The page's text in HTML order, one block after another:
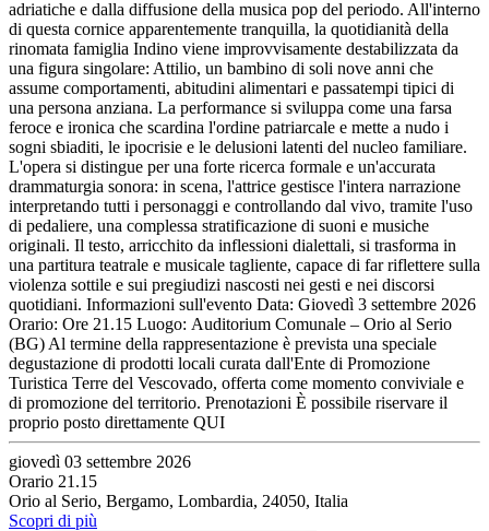
adriatiche e dalla diffusione della musica pop del periodo. All'interno
di questa cornice apparentemente tranquilla, la quotidianità della
rinomata famiglia Indino viene improvvisamente destabilizzata da
una figura singolare: Attilio, un bambino di soli nove anni che
assume comportamenti, abitudini alimentari e passatempi tipici di
una persona anziana. La performance si sviluppa come una farsa
feroce e ironica che scardina l'ordine patriarcale e mette a nudo i
sogni sbiaditi, le ipocrisie e le delusioni latenti del nucleo familiare.
L'opera si distingue per una forte ricerca formale e un'accurata
drammaturgia sonora: in scena, l'attrice gestisce l'intera narrazione
interpretando tutti i personaggi e controllando dal vivo, tramite l'uso
di pedaliere, una complessa stratificazione di suoni e musiche
originali. Il testo, arricchito da inflessioni dialettali, si trasforma in
una partitura teatrale e musicale tagliente, capace di far riflettere sulla
violenza sottile e sui pregiudizi nascosti nei gesti e nei discorsi
quotidiani. Informazioni sull'evento Data: Giovedì 3 settembre 2026
Orario: Ore 21.15 Luogo: Auditorium Comunale – Orio al Serio
(BG) Al termine della rappresentazione è prevista una speciale
degustazione di prodotti locali curata dall'Ente di Promozione
Turistica Terre del Vescovado, offerta come momento conviviale e
di promozione del territorio. Prenotazioni È possibile riservare il
proprio posto direttamente QUI
giovedì 03 settembre 2026
Orario 21.15
Orio al Serio, Bergamo, Lombardia, 24050, Italia
Scopri di più